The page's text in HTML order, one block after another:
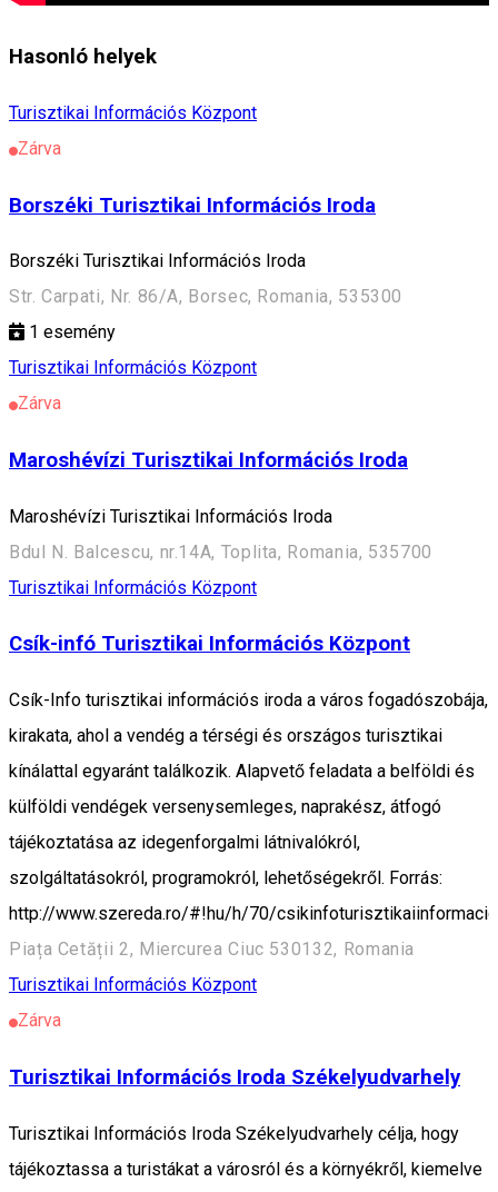
Hasonló helyek
Turisztikai Információs Központ
Zárva
Borszéki Turisztikai Információs Iroda
Borszéki Turisztikai Információs Iroda
Str. Carpati, Nr. 86/A, Borsec, Romania, 535300
1 esemény
Turisztikai Információs Központ
Zárva
Maroshévízi Turisztikai Információs Iroda
Maroshévízi Turisztikai Információs Iroda
Bdul N. Balcescu, nr.14A, Toplita, Romania, 535700
Turisztikai Információs Központ
Csík-infó Turisztikai Információs Központ
Csík-Info turisztikai információs iroda a város fogadószobája,
kirakata, ahol a vendég a térségi és országos turisztikai
kínálattal egyaránt találkozik. Alapvető feladata a belföldi és
külföldi vendégek versenysemleges, naprakész, átfogó
tájékoztatása az idegenforgalmi látnivalókról,
szolgáltatásokról, programokról, lehetőségekről. Forrás:
http://www.szereda.ro/#!hu/h/70/
Piața Cetății 2, Miercurea Ciuc 530132, Romania
Turisztikai Információs Központ
Zárva
Turisztikai Információs Iroda Székelyudvarhely
Turisztikai Információs Iroda Székelyudvarhely célja, hogy
tájékoztassa a turistákat a városról és a környékről, kiemelve